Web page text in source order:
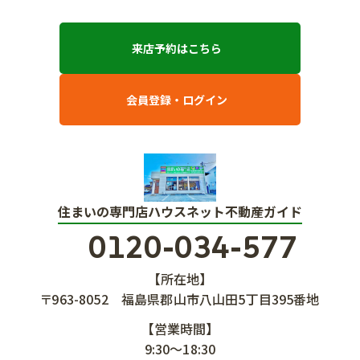
来店予約はこちら
会員登録・ログイン
住まいの専門店ハウスネット不動産ガイド
0120-034-577
【所在地】
〒963-8052
福島県郡山市八山田5丁目395番地
【営業時間】
9:30～18:30